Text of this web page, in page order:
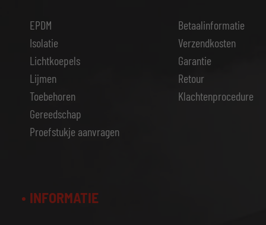
EPDM
Isolatie
Lichtkoepels
Lijmen
Toebehoren
Gereedschap
Proefstukje aanvragen
Betaalinformatie
Verzendkosten
Garantie
Retour
Klachtenprocedure
INFORMATIE